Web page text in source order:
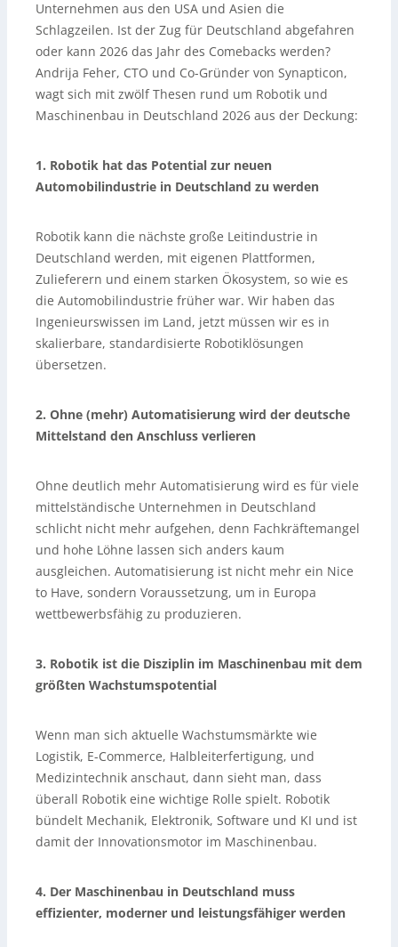
Schnittstellen und Rechenleistung nahe an der
Anwendung. Abschließend fordert Fehr neue Normen
für mobile, humanoide und KI-gestützte Systeme sowie
eigene europäische Robotik- und KI-Stacks, um
strategische Abhängigkeiten zu reduzieren.
Unternehmen aus den USA und Asien die
Schlagzeilen. Ist der Zug für Deutschland abgefahren
oder kann 2026 das Jahr des Comebacks werden?
Andrija Feher, CTO und Co-Gründer von Synapticon,
wagt sich mit zwölf Thesen rund um Robotik und
Maschinenbau in Deutschland 2026 aus der Deckung:
1. Robotik hat das Potential zur neuen
Automobilindustrie in Deutschland zu werden
Robotik kann die nächste große Leitindustrie in
Deutschland werden, mit eigenen Plattformen,
Zulieferern und einem starken Ökosystem, so wie es
die Automobilindustrie früher war. Wir haben das
Ingenieurswissen im Land, jetzt müssen wir es in
skalierbare, standardisierte Robotiklösungen
übersetzen.
2. Ohne (mehr) Automatisierung wird der deutsche
Mittelstand den Anschluss verlieren
Ohne deutlich mehr Automatisierung wird es für viele
mittelständische Unternehmen in Deutschland
schlicht nicht mehr aufgehen, denn Fachkräftemangel
und hohe Löhne lassen sich anders kaum
ausgleichen. Automatisierung ist nicht mehr ein Nice
to Have, sondern Voraussetzung, um in Europa
wettbewerbsfähig zu produzieren.
3. Robotik ist die Disziplin im Maschinenbau mit dem
größten Wachstumspotential
Wenn man sich aktuelle Wachstumsmärkte wie
Logistik, E-Commerce, Halbleiterfertigung, und
Medizintechnik anschaut, dann sieht man, dass
überall Robotik eine wichtige Rolle spielt. Robotik
bündelt Mechanik, Elektronik, Software und KI und ist
damit der Innovationsmotor im Maschinenbau.
4. Der Maschinenbau in Deutschland muss
effizienter, moderner und leistungsfähiger werden